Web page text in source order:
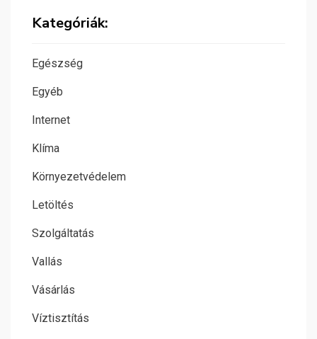
Kategóriák:
Egészség
Egyéb
Internet
Klíma
Környezetvédelem
Letöltés
Szolgáltatás
Vallás
Vásárlás
Víztisztítás